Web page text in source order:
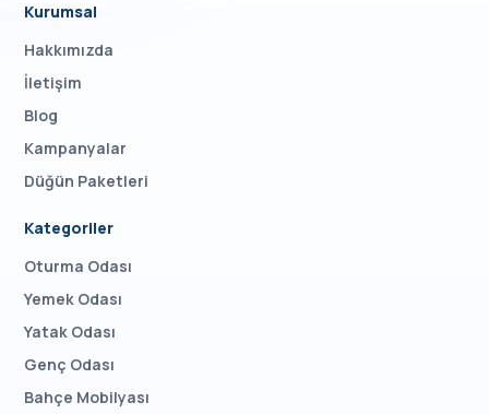
Kurumsal
Hakkımızda
İletişim
Blog
Kampanyalar
Düğün Paketleri
Kategoriler
Oturma Odası
Yemek Odası
Yatak Odası
Genç Odası
Bahçe Mobilyası